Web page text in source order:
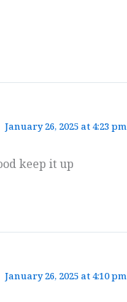
January 26, 2025 at 4:23 pm
keep it up
January 26, 2025 at 4:10 pm